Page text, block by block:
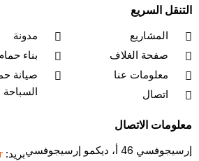
السريع
المشاريع
صفحة الغلاف
معلومات عنا
اتصال
مدونة
بناء
صيانة
السباحة
الاتصال
46 أ، ديكمو إرسيجوفسي بريد: